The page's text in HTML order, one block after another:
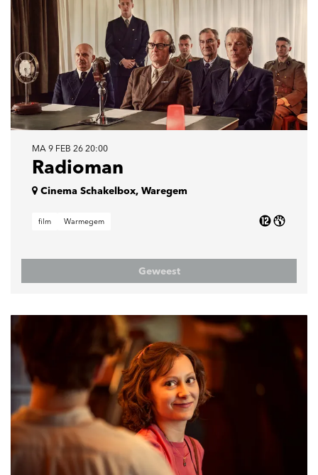
Radioman
MA 9 FEB 26 20:00
Cinema Schakelbox, Waregem
film Warmegem
Geweest